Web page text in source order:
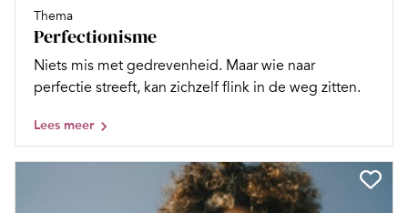
Thema
Perfectionisme
Niets mis met gedrevenheid. Maar wie naar
perfectie streeft, kan zichzelf flink in de weg zitten.
Lees meer